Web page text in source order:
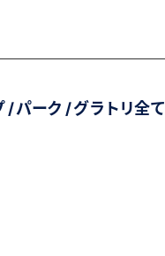
/ パーク / グラトリ全て